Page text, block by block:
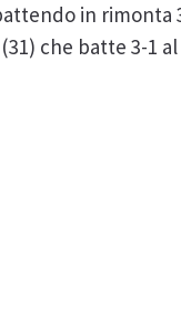
in rimonta
che batte 3-1 al